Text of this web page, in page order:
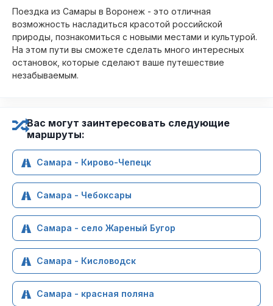
Поездка из Самары в Воронеж - это отличная
возможность насладиться красотой российской
природы, познакомиться с новыми местами и культурой.
На этом пути вы сможете сделать много интересных
остановок, которые сделают ваше путешествие
незабываемым.
Вас могут заинтересовать следующие
маршруты:
Самара - Кирово-Чепецк
Самара - Чебоксары
Самара - село Жареный Бугор
Самара - Кисловодск
Самара - красная поляна